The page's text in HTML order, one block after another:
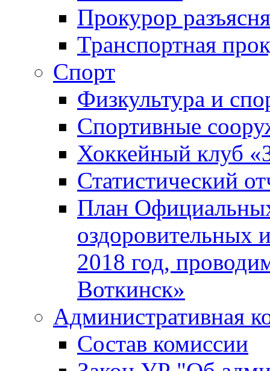
Прокурор
Транспортная
Спорт
Физкультура и
Спортивные
Хоккейный клуб
Статистический
План
оздоровительных
2018 год,
Воткинск»
Административная
Состав комиссии